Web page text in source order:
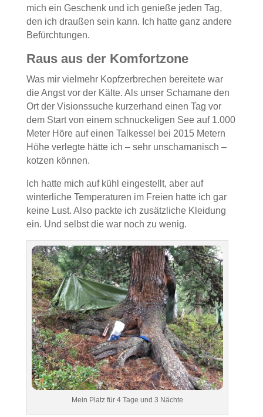
mich ein Geschenk und ich genieße jeden Tag,
den ich draußen sein kann. Ich hatte ganz andere
Befürchtungen.
Raus aus der Komfortzone
Was mir vielmehr Kopfzerbrechen bereitete war
die Angst vor der Kälte. Als unser Schamane den
Ort der Visionssuche kurzerhand einen Tag vor
dem Start von einem schnuckeligen See auf 1.000
Meter Höre auf einen Talkessel bei 2015 Metern
Höhe verlegte hätte ich – sehr unschamanisch –
kotzen können.
Ich hatte mich auf kühl eingestellt, aber auf
winterliche Temperaturen im Freien hatte ich gar
keine Lust. Also packte ich zusätzliche Kleidung
ein. Und selbst die war noch zu wenig.
Mein Platz für 4 Tage und 3 Nächte